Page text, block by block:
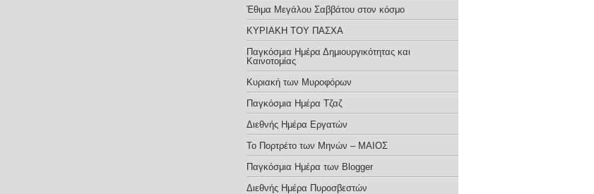
Έθιμα Μεγάλου Σαββάτου στον κόσμο
ΚΥΡΙΑΚΗ ΤΟΥ ΠΑΣΧΑ
Παγκόσμια Ημέρα Δημιουργικότητας και
Καινοτομίας
Κυριακή των Μυροφόρων
Παγκόσμια Ημέρα Τζαζ
Διεθνής Ημέρα Εργατών
Το Πορτρέτο των Μηνών – ΜΑΙΟΣ
Παγκόσμια Ημέρα των Blogger
Διεθνής Ημέρα Πυροσβεστών